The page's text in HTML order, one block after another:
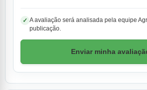
✓ A avaliação será analisada pela equipe
publicação.
Enviar minha